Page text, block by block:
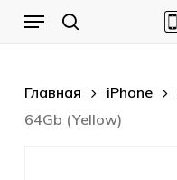
Menu
Главная iPhone
64Gb (Yellow)